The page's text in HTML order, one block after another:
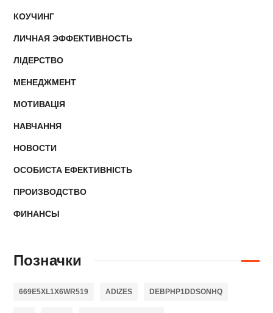
КОУЧИНГ
ЛИЧНАЯ ЭФФЕКТИВНОСТЬ
ЛІДЕРСТВО
МЕНЕДЖМЕНТ
МОТИВАЦІЯ
НАВЧАННЯ
НОВОСТИ
ОСОБИСТА ЕФЕКТИВНІСТЬ
ПРОИЗВОДСТВО
ФИНАНСЫ
Позначки
669E5XL1X6WR519 ADIZES DEBPHP1DDSONHQ